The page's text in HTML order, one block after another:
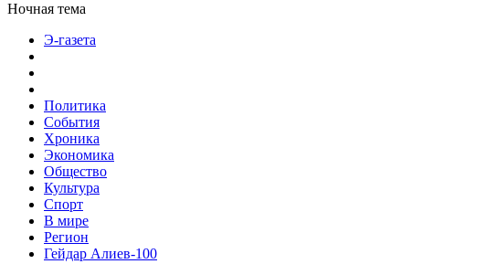
Ночная тема
Э-газета
Политика
События
Хроника
Экономика
Общество
Культура
Спорт
В мире
Регион
Гейдар Алиев-100